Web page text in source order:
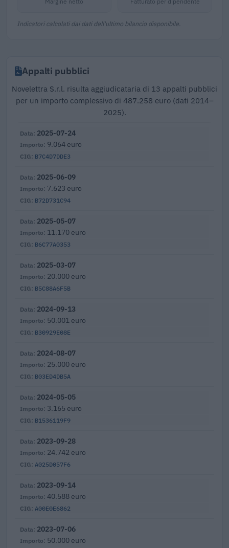
Indicatori calcolati dai dati dell'ultimo bilancio disponibile.
Appalti pubblici
Novelettra S.r.l. risulta aggiudicataria di 13 appalti pubblici
per un importo complessivo di 487.258 euro (dati 2014–
2025).
B7C4D7DDE3
2025-07-24
9.064 euro
B72D731C94
2025-06-09
7.623 euro
B6C77A0353
2025-05-07
11.170 euro
B5C88A6F5B
2025-03-07
20.000 euro
B30929E08E
2024-09-13
50.001 euro
B03ED4DB5A
2024-08-07
25.000 euro
B1536119F9
2024-05-05
3.165 euro
A025D057F6
2023-09-28
24.742 euro
A00E0E6862
2023-09-14
40.588 euro
2023-07-06
50.000 euro